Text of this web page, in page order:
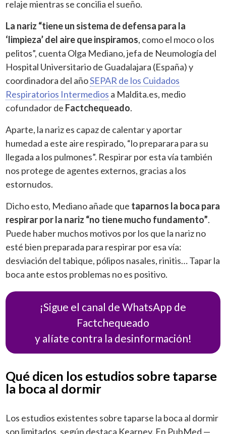
relaje mientras se concilia el sueño.
La nariz “tiene un sistema de defensa para la
‘limpieza’ del aire que inspiramos, como el moco o los
pelitos”, cuenta Olga Mediano, jefa de Neumología del
Hospital Universitario de Guadalajara (España) y
coordinadora del añoSEPAR de los Cuidados
Respiratorios Intermedios a Maldita.es, medio
cofundador de Factchequeado.
Aparte, la nariz es capaz de calentar y aportar
humedad a este aire respirado, “lo preparara para su
llegada a los pulmones”. Respirar por esta vía también
nos protege de agentes externos, gracias a los
estornudos.
Dicho esto, Mediano añade que taparnos la boca para
respirar por la nariz “no tiene mucho fundamento”.
Puede haber muchos motivos por los que la nariz no
esté bien preparada para respirar por esa vía:
desviación del tabique, pólipos nasales, rinitis… Tapar la
boca ante estos problemas no es positivo.
¡Sigue el canal de WhatsApp de
Factchequeado
y alíate contra la desinformación!
Qué dicen los estudios sobre taparse
la boca al dormir
Los estudios existentes sobre taparse la boca al dormir
son limitados, según destaca Kearney. En PubMed —